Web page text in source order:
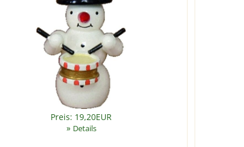
Preis: 19,20EUR
» Details